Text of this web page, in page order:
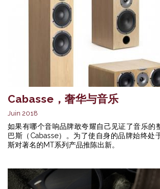
Cabasse，奢华与音乐
Juin 2018
如果有哪个音响品牌敢夸耀自己见证了音乐的
巴斯（Cabasse）。为了使自身的品牌始终处
斯对著名的MT系列产品推陈出新。